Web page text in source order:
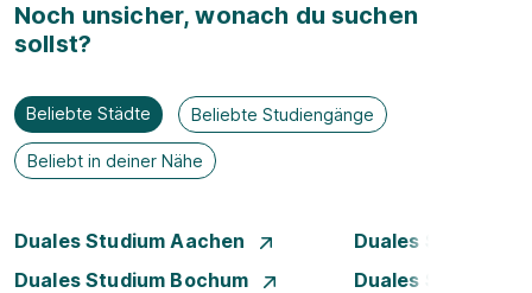
Noch unsicher, wonach du suchen
sollst?
Beliebte Städte Beliebte Studiengänge
Beliebt in deiner Nähe
Duales Studium Aachen
Duales Studium
Duales Studium Bochum
Duales Studium